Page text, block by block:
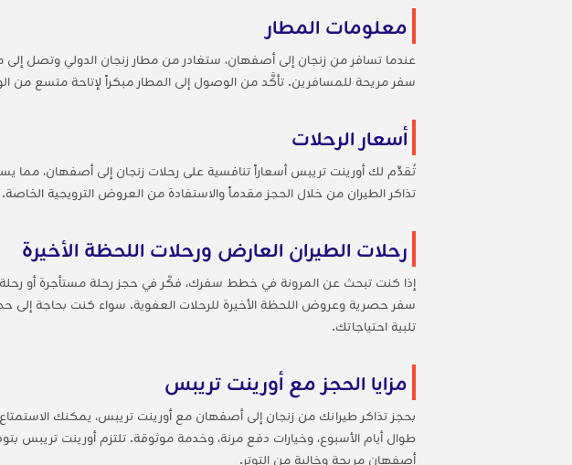
معلومات المطار
عندما تسافر من زنجان إلى أصفهان، ستغادر من مطار زنجان الدولي وتصل
سفر مريحة للمسافرين. تأكَّد من الوصول إلى المطار مبكراً لإتاحة متسع من
أسعار الرحلات
تُقدِّم لك أورينت تريبس أسعاراً تنافسية على رحلات زنجان إلى أصفهان، مما
تذاكر الطيران من خلال الحجز مقدماً والاستفادة من العروض الترويجية
رحلات الطيران العارض ورحلات اللحظة الأخيرة
إذا كنت تبحث عن المرونة في خطط سفرك، فكّر في حجز رحلة مستأجرة أو رحلة
سفر حصرية وعروض اللحظة الأخيرة للرحلات العفوية. سواء كنت بحاجة إلى
تلبية احتياجاتك.
مزايا الحجز مع أورينت تريبس
بحجز تذاكر طيرانك من زنجان إلى أصفهان مع أورينت تريبس، يمكنك الاستمتاع
طوال أيام الأسبوع، وخيارات دفع مرنة، وخدمة موثوقة. تلتزم أورينت
أصفهان مريحة وخالية من التوتر.